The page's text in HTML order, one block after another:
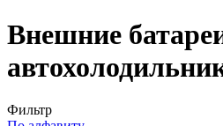
Внешние
Фильтр